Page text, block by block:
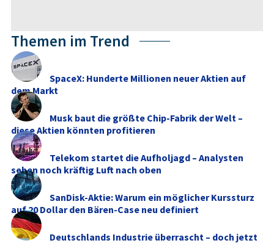
Themen im Trend
SpaceX: Hunderte Millionen neuer Aktien auf
dem Markt
Musk baut die größte Chip-Fabrik der Welt –
diese Aktien könnten profitieren
Telekom startet die Aufholjagd – Analysten
sehen noch kräftig Luft nach oben
SanDisk-Aktie: Warum ein möglicher Kurssturz
auf 20 Dollar den Bären-Case neu definiert
Deutschlands Industrie überrascht – doch jetzt